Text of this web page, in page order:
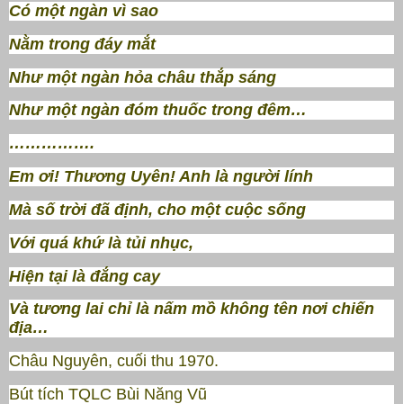
Có một ngàn vì sao
Nằm trong đáy mắt
Như một ngàn hỏa châu thắp sáng
Như một ngàn đóm thuốc trong đêm…
…………….
Em ơi! Thương Uyên! Anh là người lính
Mà số trời đã định, cho một cuộc sống
Với quá khứ là tủi nhục,
Hiện tại là đắng cay
Và tương lai chỉ là nấm mồ không tên nơi chiến
địa…
Châu Nguyên, cuối thu 1970.
Bút tích TQLC Bùi Năng Vũ